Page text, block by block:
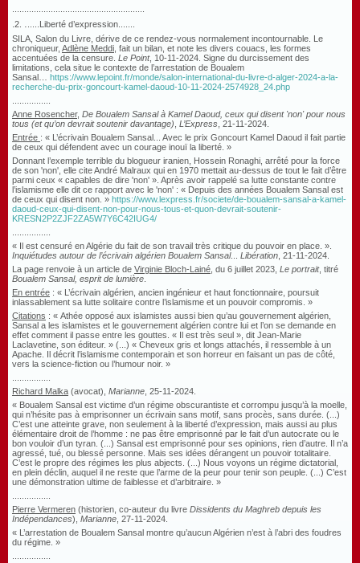
.2.
.....Liberté d’expression.......
SILA, Salon du Livre, dérive de ce rendez-vous normalement incontournable. Le
chroniqueur, Adlène Meddi , fait un bilan, et note les divers couacs, les formes
accentuées de la censure. Le Point, 10-11-2024. Signe du durcissement des
limitations, cela situe le contexte de l’arrestation de Boualem
Sansal… https://www.lepoint.fr/monde/salon-international-du-livre-d-alger-2024-a-la-
recherche-du-prix-goncourt-kamel-daoud-10-11-2024-2574928_24.php
Anne Rosencher, De Boualem Sansal à Kamel Daoud, ceux qui disent 'non' pour nous
tous (et qu’on devrait soutenir davantage) L’Express , 21-11-2024.
Entrée : « L’écrivain Boualem Sansal... Avec le prix Goncourt Kamel Daoud il fait partie
de ceux qui défendent avec un courage inouï la liberté. »
Donnant l’exemple terrible du blogueur iranien, Hossein Ronaghi, arrêté pour la force
de son 'non', elle cite André Malraux qui en 1970 mettait au-dessus de tout le fait d’être
parmi ceux « capables de dire 'non' ». Après avoir rappelé sa lutte constante contre
l’islamisme elle dit ce rapport avec le 'non' : « Depuis des années Boualem Sansal est
de ceux qui disent non. » https://www.lexpress.fr/societe/de-boualem-sansal-a-kamel-
daoud-ceux-qui-disent-non-pour-nous-tous-et-quon-devrait-soutenir-
KRESN2P2ZJF2ZA5W7Y6C42IUG4/
« Il est censuré en Algérie du fait de son travail très critique du pouvoir en place. ».
Inquiétudes autour de l’écrivain algérien Boualem Sansal... Libération , 21-11-2024.
La page renvoie à un article de Virginie Bloch-Lainé , du 6 juillet 2023, Le portrait, titré
Boualem Sansal, esprit de lumière
En entrée : « L’écrivain algérien, ancien ingénieur et haut fonctionnaire, poursuit
inlassablement sa lutte solitaire contre l’islamisme et un pouvoir compromis. »
Citations : « Athée opposé aux islamistes aussi bien qu’au gouvernement algérien,
Sansal a les islamistes et le gouvernement algérien contre lui et l’on se demande en
effet comment il passe entre les gouttes. « Il est très seul », dit Jean-Marie
Laclavetine, son éditeur. » (...) « Cheveux gris et longs attachés, il ressemble à un
Apache. Il décrit l’islamisme contemporain et son horreur en faisant un pas de côté,
vers la science-fiction ou l’humour noir. »
Richard Malka (avocat), Marianne , 25-11-2024.
« Boualem Sansal est victime d’un régime obscurantiste et corrompu jusqu’à la moelle,
qui n’hésite pas à emprisonner un écrivain sans motif, sans procès, sans durée. (...)
C’est une atteinte grave, non seulement à la liberté d’expression, mais aussi au plus
élémentaire droit de l’homme : ne pas être emprisonné par le fait d’un autocrate ou le
bon vouloir d’un tyran. (...) Sansal est emprisonné pour ses opinions, rien d’autre. Il n’a
agressé, tué, ou blessé personne. Mais ses idées dérangent un pouvoir totalitaire.
C’est le propre des régimes les plus abjects. (...) Nous voyons un régime dictatorial,
en plein déclin, auquel il ne reste que l’arme de la peur pour tenir son peuple. (...) C’est
une démonstration ultime de faiblesse et d’arbitraire. »
Pierre Vermeren (historien, co-auteur du livre Dissidents du Maghreb depuis les
Indépendances), Marianne , 27-11-2024.
« L’arrestation de Boualem Sansal montre qu’aucun Algérien n’est à l’abri des foudres
du régime. »